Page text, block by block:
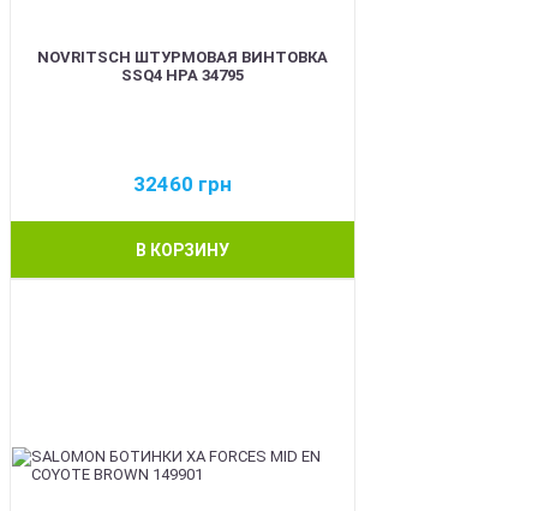
NOVRITSCH ШТУРМОВАЯ ВИНТОВКА
SSQ4 HPA 34795
32460 грн
В КОРЗИНУ